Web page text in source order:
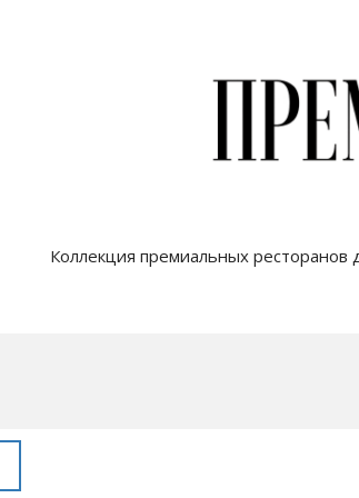
Коллекция премиальных